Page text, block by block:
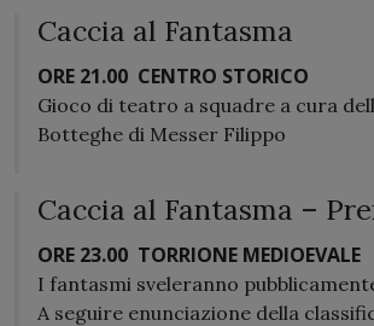
Caccia al Fantasma
ORE 21.00 CENTRO STORICO
Gioco di teatro a squadre a cura
Botteghe di Messer Filippo
Caccia al Fantasma –
ORE 23.00 TORRIONE MEDIOEVALE
I fantasmi sveleranno
A seguire enunciazione della